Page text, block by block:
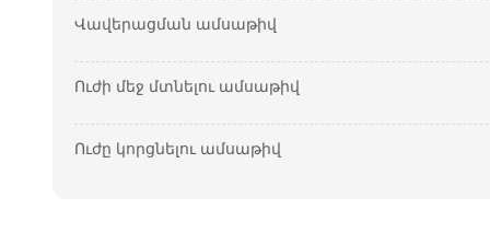
Վավերացման ամսաթիվ
Ուժի մեջ մտնելու ամսաթիվ
Ուժը կորցնելու ամսաթիվ